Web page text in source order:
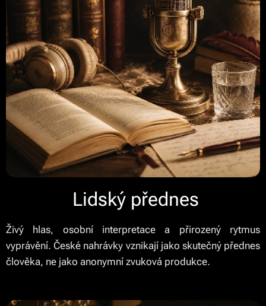
Lidský přednes
Živý hlas, osobní interpretace a přirozený rytmus
vyprávění. České nahrávky vznikají jako skutečný přednes
člověka, ne jako anonymní zvuková produkce.